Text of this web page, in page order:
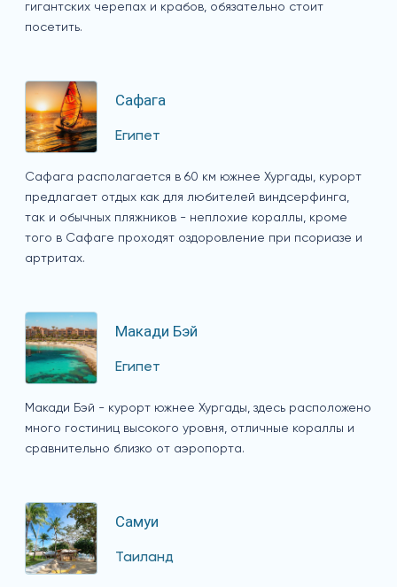
гигантских черепах и крабов, обязательно стоит
посетить.
Сафага
Египет
Сафага располагается в 60 км южнее Хургады, курорт
предлагает отдых как для любителей виндсерфинга,
так и обычных пляжников - неплохие кораллы, кроме
того в Сафаге проходят оздоровление при псориазе и
артритах.
Макади Бэй
Египет
Макади Бэй - курорт южнее Хургады, здесь расположено
много гостиниц высокого уровня, отличные кораллы и
сравнительно близко от аэропорта.
Самуи
Таиланд